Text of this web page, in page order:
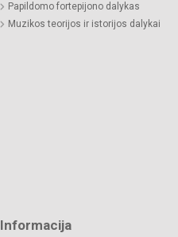
Papildomo fortepijono dalykas
Muzikos teorijos ir istorijos dalykai
Informacija